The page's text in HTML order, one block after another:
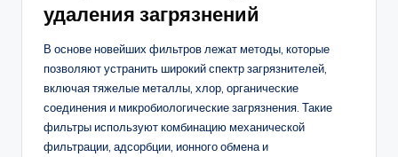
удаления загрязнений
В основе новейших фильтров лежат методы, которые
позволяют устранить широкий спектр загрязнителей,
включая тяжелые металлы, хлор, органические
соединения и микробиологические загрязнения. Такие
фильтры используют комбинацию механической
фильтрации, адсорбции, ионного обмена и